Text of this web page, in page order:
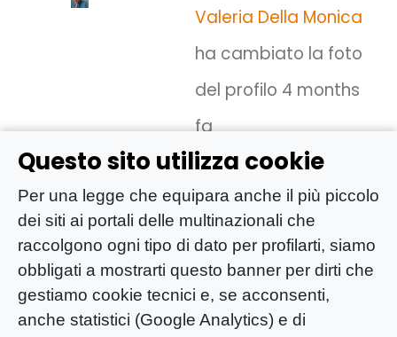
Questo sito utilizza cookie
Per una legge che equipara anche il più piccolo
dei siti ai portali delle multinazionali che
raccolgono ogni tipo di dato per profilarti, siamo
obbligati a mostrarti questo banner per dirti che
gestiamo cookie tecnici e, se acconsenti,
anche statistici (Google Analytics) e di
Valeria Della Monica
ha cambiato la foto
del profilo 4 months
fa